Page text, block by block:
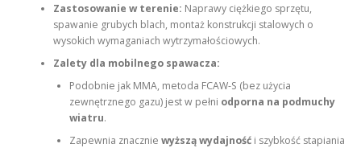
Zastosowanie w terenie: Naprawy ciężkiego sprzętu,
spawanie grubych blach, montaż konstrukcji stalowych o
wysokich wymaganiach wytrzymałościowych.
Zalety dla mobilnego spawacza:
Podobnie jak MMA, metoda FCAW-S (bez użycia
zewnętrznego gazu) jest w pełni odporna na podmuchy
wiatru.
Zapewnia znacznie wyższą wydajnośći szybkość stapiania